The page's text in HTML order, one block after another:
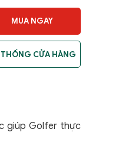
MUA NGAY
THỐNG CỬA HÀNG
giúp Golfer thực